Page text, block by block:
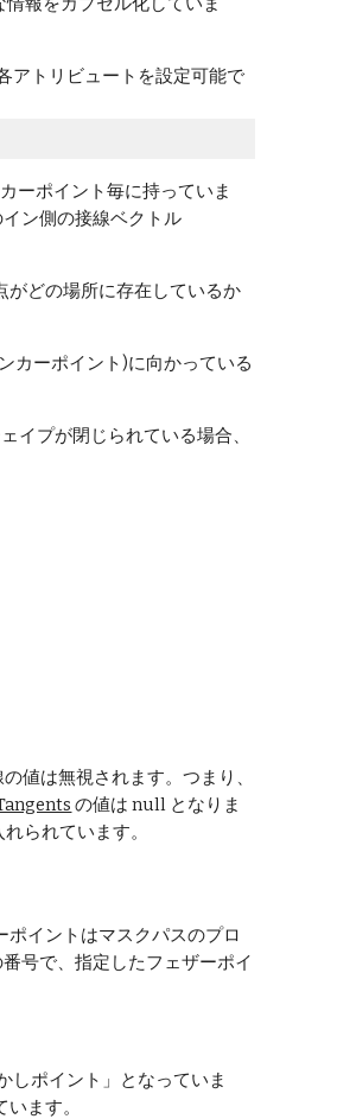
アトリビュートを設定可能で
ーポイント毎に持っていま
ン側の接線ベクトル
がどの場所に存在しているか
カーポイント)に向かっている
イプが閉じられている場合、
値は無視されます。つまり、
の値は null となりま
られています。
イントはマスクパスのプロ
号で、指定したフェザーポイ
しポイント」となっていま
ます。